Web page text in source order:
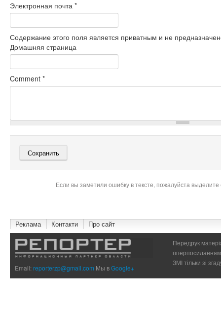
Электронная почта *
Содержание этого поля является приватным и не
Домашняя страница
Comment *
Если вы заметили ошибку в тексте, пожалуйста
Реклама Контакти Про сайт
Email:reporterzp@gmail.com Мы вGoogle+
Передрук
ЗМІ тільки зі